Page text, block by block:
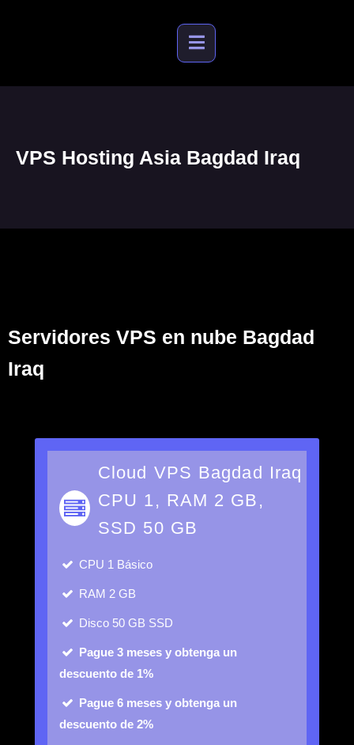
VPS Hosting Asia Bagdad Iraq
Servidores VPS en nube Bagdad
Iraq
Cloud VPS Bagdad Iraq
CPU 1, RAM 2 GB,
SSD 50 GB
CPU 1 Básico
RAM 2 GB
Disco 50 GB SSD
Pague 3 meses y obtenga un
descuento de 1%
Pague 6 meses y obtenga un
descuento de 2%